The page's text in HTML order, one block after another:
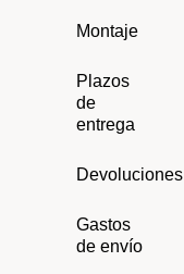
Montaje
Plazos
de
entrega
Devoluciones
Gastos
de envío